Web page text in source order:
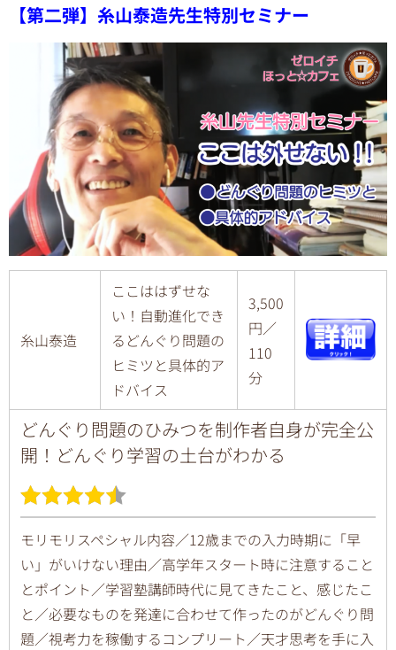
【第二弾】糸山泰造先生特別セミナー
糸山泰造
ここははずせな
い！自動進化でき
るどんぐり問題の
ヒミツと具体的ア
ドバイス
3,500
円／
110
分
どんぐり問題のひみつを制作者自身が完全公
開！どんぐり学習の土台がわかる
モリモリスペシャル内容／12歳までの入力時期に「早
い」がいけない理由／高学年スタート時に注意すること
とポイント／学習塾講師時代に見てきたこと、感じたこ
と／必要なものを発達に合わせて作ったのがどんぐり問
題／視考力を稼働するコンプリート／天才思考を手に入